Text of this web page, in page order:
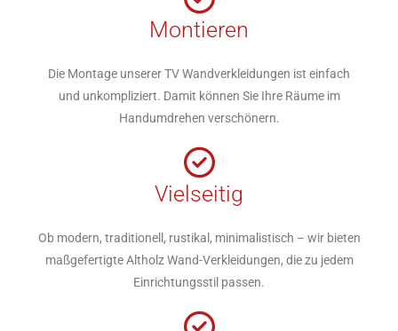
Montieren
Die Montage unserer TV Wandverkleidungen ist einfach
und unkompliziert. Damit können Sie Ihre Räume im
Handumdrehen verschönern.
Vielseitig
Ob modern, traditionell, rustikal, minimalistisch – wir bieten
maßgefertigte Altholz Wand-Verkleidungen, die zu jedem
Einrichtungsstil passen.